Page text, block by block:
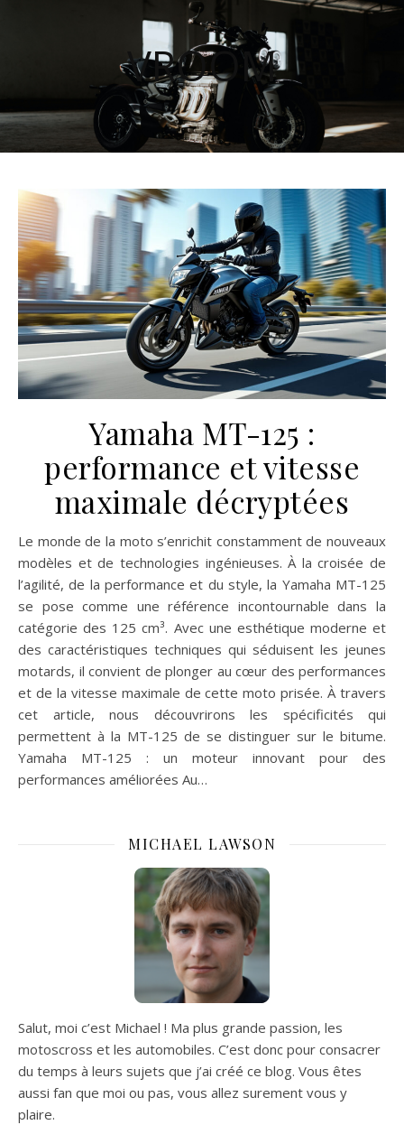
VROOM
Yamaha MT-125 :
performance et vitesse
maximale décryptées
Le monde de la moto s’enrichit constamment de nouveaux
modèles et de technologies ingénieuses. À la croisée de
l’agilité, de la performance et du style, la Yamaha MT-125
se pose comme une référence incontournable dans la
catégorie des 125 cm³. Avec une esthétique moderne et
des caractéristiques techniques qui séduisent les jeunes
motards, il convient de plonger au cœur des performances
et de la vitesse maximale de cette moto prisée. À travers
cet article, nous découvrirons les spécificités qui
permettent à la MT-125 de se distinguer sur le bitume.
Yamaha MT-125 : un moteur innovant pour des
performances améliorées Au…
MICHAEL LAWSON
Salut, moi c’est Michael ! Ma plus grande passion, les
motoscross et les automobiles. C’est donc pour consacrer
du temps à leurs sujets que j’ai créé ce blog. Vous êtes
aussi fan que moi ou pas, vous allez surement vous y
plaire.